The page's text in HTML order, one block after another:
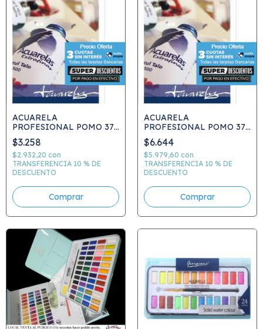
ACUARELA
PROFESIONAL POMO 37
cc ATELIER - PRECIO
UNITARIO - ELEGIR
COLOR
$3.258
$2.932,20 con
TRANSFERENCIA 10 % DE
DESCUENTO
Comprar
ACUARELA
PROFESIONAL POMO 37
cc ATELIER G 3 - PRECIO
UNITARIO -ELEGIR
COLOR
$6.644
$5.979,60 con
TRANSFERENCIA 10 % DE
DESCUENTO
Comprar